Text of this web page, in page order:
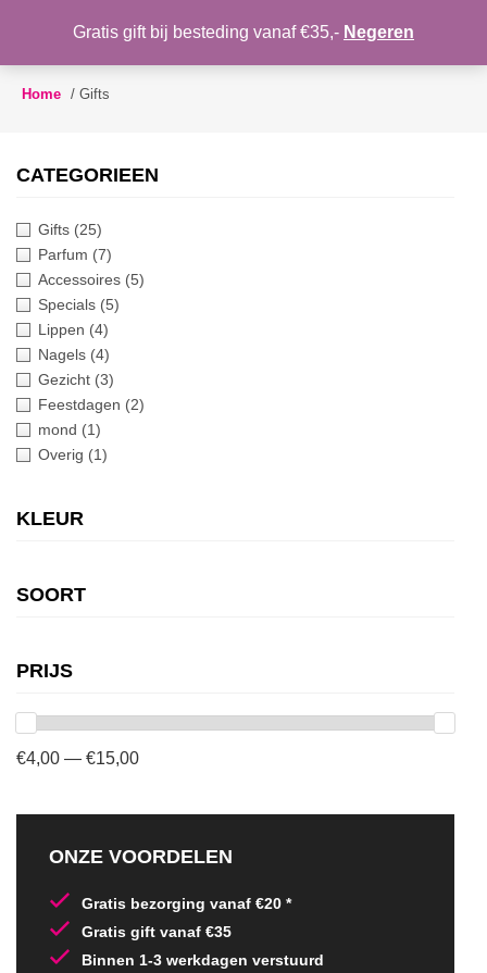
Toggle
WENSLIJST
Home / Gifts
CATEGORIEEN
Gifts (25)
Parfum (7)
Accessoires (5)
Specials (5)
Lippen (4)
Nagels (4)
Gezicht (3)
Feestdagen (2)
mond (1)
Overig (1)
KLEUR
SOORT
PRIJS
€4,00 — €15,00
ONZE VOORDELEN
Gratis bezorging vanaf €20 *
Gratis gift vanaf €35
Binnen 1-3 werkdagen verstuurd
Gratis gift bij besteding vanaf €35,- Negeren